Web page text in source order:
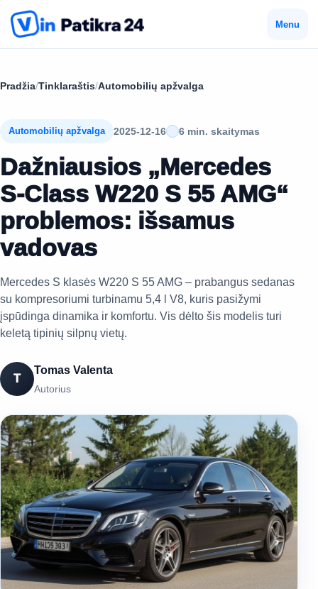
Menu
Pradžia/Tinklaraštis/Automobilių apžvalga
Automobilių apžvalga 2025-12-16 6 min. skaitymas
Dažniausios „Mercedes
S-Class W220 S 55 AMG“
problemos: išsamus
vadovas
Mercedes S klasės W220 S 55 AMG – prabangus sedanas
su kompresoriumi turbinamu 5,4 l V8, kuris pasižymi
įspūdinga dinamika ir komfortu. Vis dėlto šis modelis turi
keletą tipinių silpnų vietų.
T
Tomas Valenta
Autorius